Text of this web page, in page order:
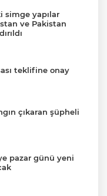
simge yapılar
ve Pakistan
teklifine onay
çıkaran şüpheli
pazar günü yeni